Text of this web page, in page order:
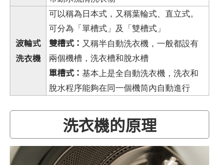
波輪式
洗衣機
可以稱為日本式，又稱葉輪式、直立式。
可分為「單槽式」及「雙槽式」
雙槽式： 又稱半自動洗衣機，一般都設有
兩個機槽，洗衣槽和脫水槽
單槽式： 基本上是全自動洗衣機，洗衣和
脫水程序能夠在同一個機筒內自動進行
洗衣機的原理